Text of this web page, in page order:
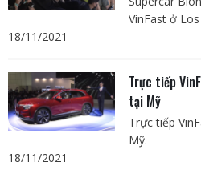
VinFast ở
18/11/2021
Trực tiếp
tại Mỹ
Trực tiếp
Mỹ.
18/11/2021